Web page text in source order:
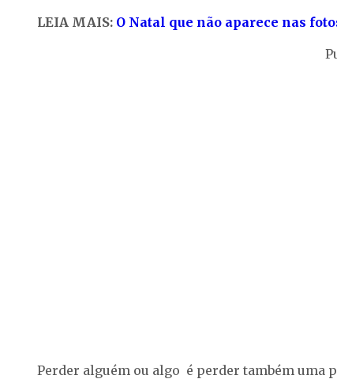
LEIA MAIS: O Natal que não aparece nas
Perder alguém ou algo é perder também uma